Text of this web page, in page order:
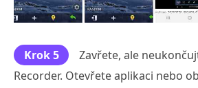
Krok 5
Zavřete, ale
Recorder. Otevřete aplikaci nebo